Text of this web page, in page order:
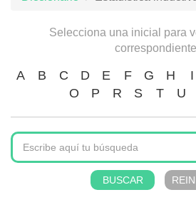
Selecciona una inicial para
A B C D E F G H I
O
P R S T U